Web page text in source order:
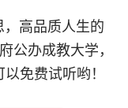
高品质人生的
公办成教大学，
免费试听哟！